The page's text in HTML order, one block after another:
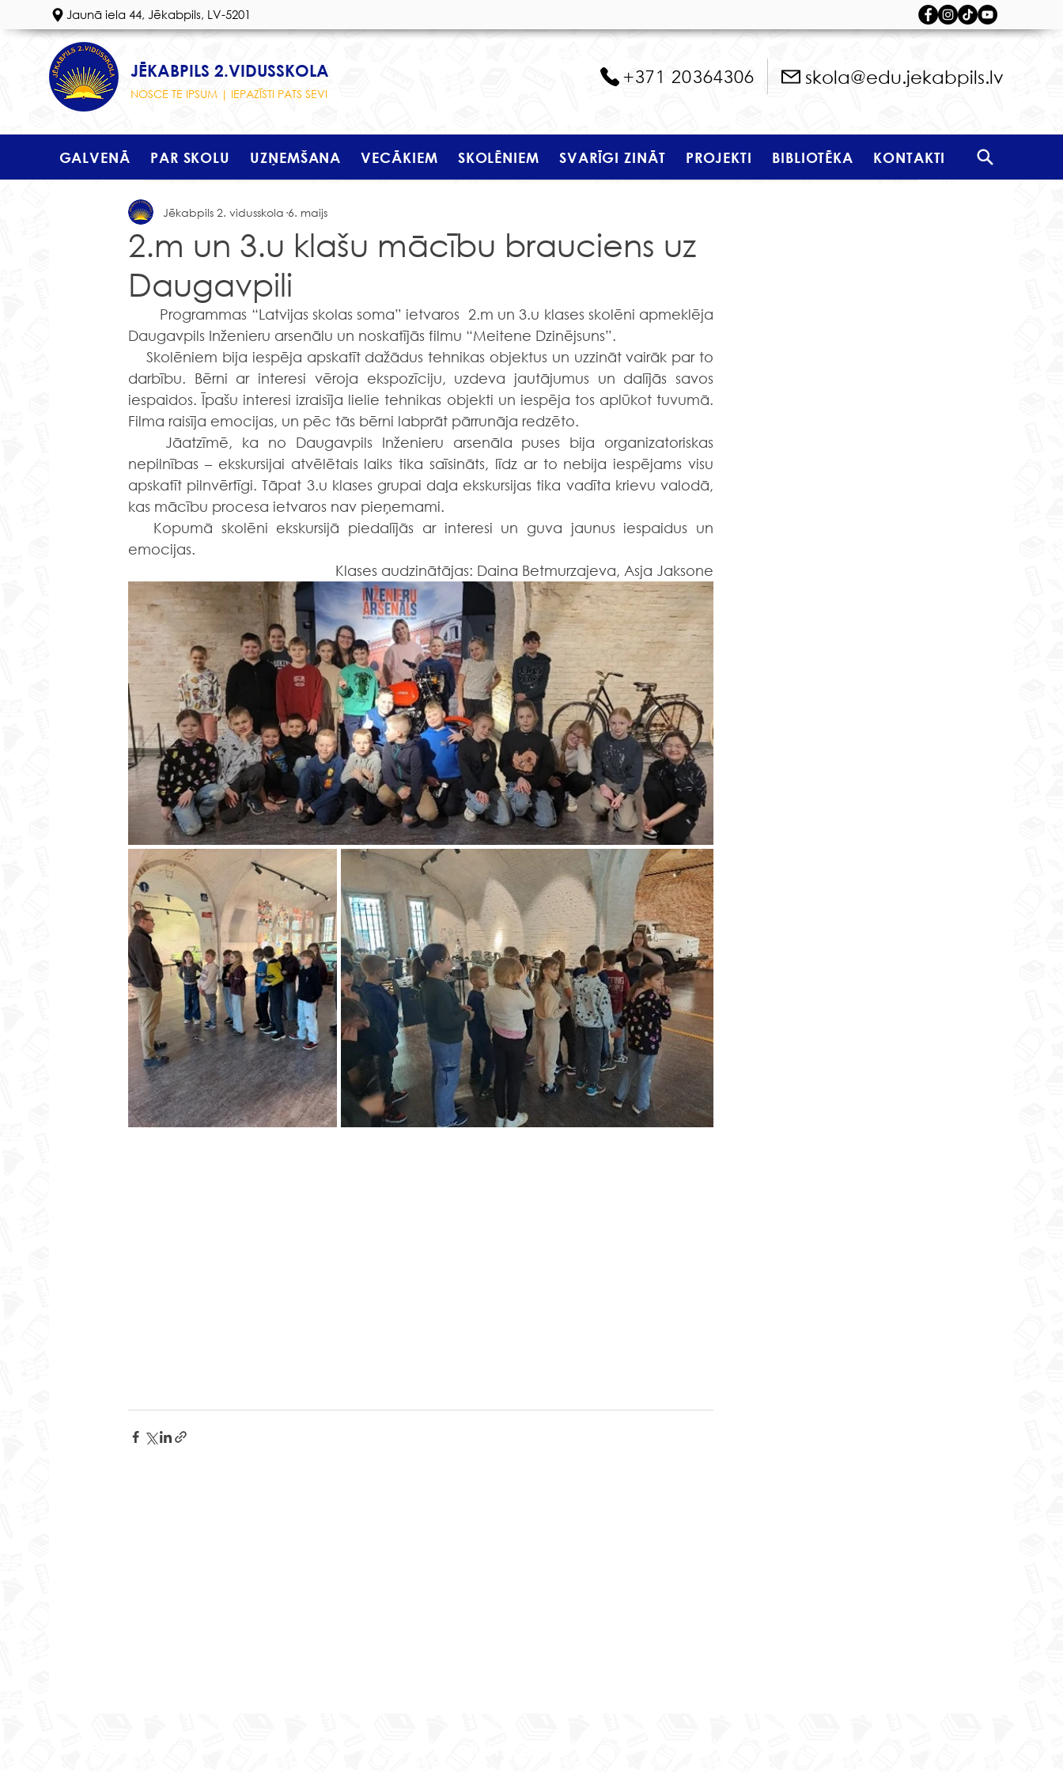
Jaunā iela 44, Jēkabpils, LV-5201
JĒKABPILS 2.VIDUSSKOLA
NOSCE TE IPSUM | IEPAZĪSTI PATS SEVI
+371 20364306 skola@edu.jekabpils.lv
GALVENĀ PAR SKOLU UZŅEMŠANA VECĀKIEM SKOLĒNIEM SVARĪGI ZINĀT PROJEKTI BIBLIOTĒKA KONTAKTI
2.m un 3.u klašu mācību brauciens uz
Daugavpili
Jēkabpils 2. vidusskola 6. maijs
Daugavpils Inženieru arsenālu un noskatījās filmu “Meitene Dzinējsuns”.
Skolēniem bija iespēja apskatīt dažādus tehnikas objektus un uzzināt vairāk par to
darbību. Bērni ar interesi vēroja ekspozīciju, uzdeva jautājumus un dalījās savos
iespaidos. Īpašu interesi izraisīja lielie tehnikas objekti un iespēja tos aplūkot tuvumā.
Filma raisīja emocijas, un pēc tās bērni labprāt pārrunāja redzēto.
Jāatzīmē, ka no Daugavpils Inženieru arsenāla puses bija organizatoriskas
nepilnības – ekskursijai atvēlētais laiks tika saīsināts, līdz ar to nebija iespējams visu
apskatīt pilnvērtīgi. Tāpat 3.u klases grupai daļa ekskursijas tika vadīta krievu valodā,
kas mācību procesa ietvaros nav pieņemami.
Kopumā skolēni ekskursijā piedalījās ar interesi un guva jaunus iespaidus un
emocijas.
Klases audzinātājas: Daina Betmurzajeva, Asja Jaksone